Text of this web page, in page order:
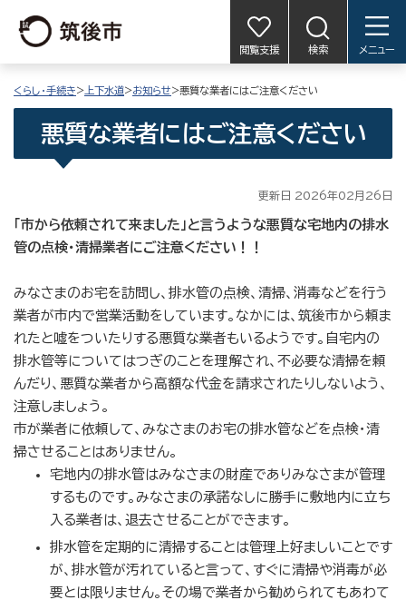
閲覧支援 検索 メニュー
くらし・手続き> 上下水道>お知らせ>悪質な業者にはご注意ください
悪質な業者にはご注意ください
更新日 2026年02月26日
「市から依頼されて来ました」と言うような悪質な宅地内の排水
管の点検・清掃業者にご注意ください！！
みなさまのお宅を訪問し、排水管の点検、清掃、消毒などを行う
業者が市内で営業活動をしています。なかには、筑後市から頼ま
れたと嘘をついたりする悪質な業者もいるようです。自宅内の
排水管等についてはつぎのことを理解され、不必要な清掃を頼
んだり、悪質な業者から高額な代金を請求されたりしないよう、
注意しましょう。
市が業者に依頼して、みなさまのお宅の排水管などを点検・清
掃させることはありません。
宅地内の排水管はみなさまの財産でありみなさまが管理
するものです。みなさまの承諾なしに勝手に敷地内に立ち
入る業者は、退去させることができます。
排水管を定期的に清掃することは管理上好ましいことです
が、排水管が汚れていると言って、すぐに清掃や消毒が必
要とは限りません。その場で業者から勧められてもあわて